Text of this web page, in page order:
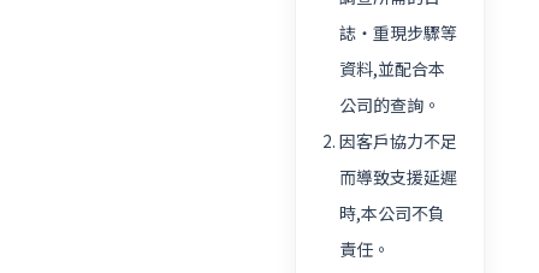
誌・重現步驟等
資料,並配合本
公司的查詢。
因客戶協力不足
而導致支援延遲
時,本公司不負
責任。